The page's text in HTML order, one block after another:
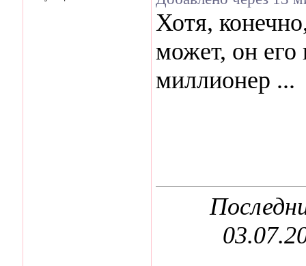
Хотя,
может, он
миллионер ...